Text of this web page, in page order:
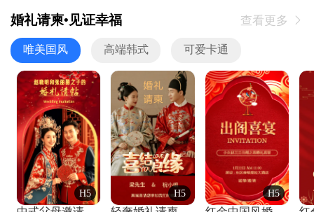
婚礼请柬•见证幸福 查看更多 
唯美国风 高端韩式 可爱卡通
H5 H5 H5